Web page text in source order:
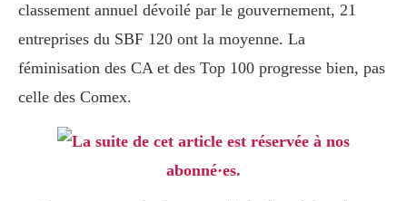
classement annuel dévoilé par le gouvernement, 21
entreprises du SBF 120 ont la moyenne. La
féminisation des CA et des Top 100 progresse bien, pas
celle des Comex.
La suite de cet article est réservée à nos
abonné·es.